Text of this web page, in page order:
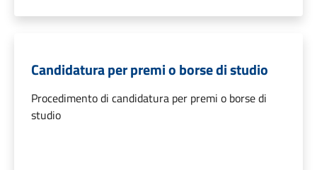
Candidatura per premi o borse di studio
Procedimento di candidatura per premi o borse di
studio